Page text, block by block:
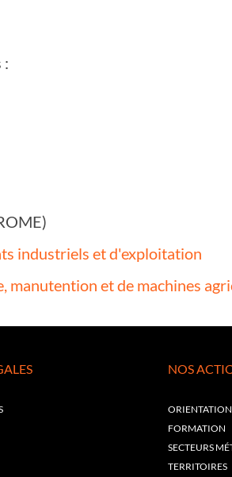
:
industriels et d'exploitation
manutention et de machines
NOS
FORMATION
SECTEURS
TERRITOIRES